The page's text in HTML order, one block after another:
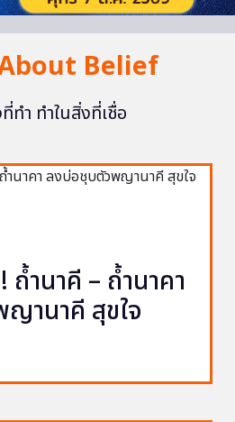
Belief
ทำ ทำในสิ่งที่เชื่อ
ถ้ำนาคี – ถ้ำนาคา
านาคี สุขใจ